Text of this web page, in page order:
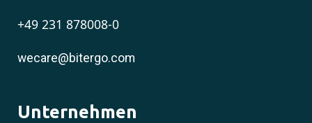
+49 231 878008-0
wecare@bitergo.com
Unternehmen